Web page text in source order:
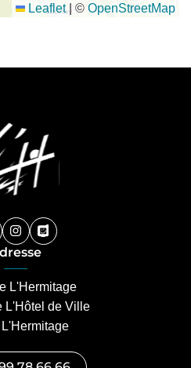
Leaflet | © OpenStreetMap
dans un nouvel onglet)
Instagram
(ouverture dans un nouvel
PanneauPocket
(ouverture dans un nouvel
L'Hermitage
L'Hôtel de Ville